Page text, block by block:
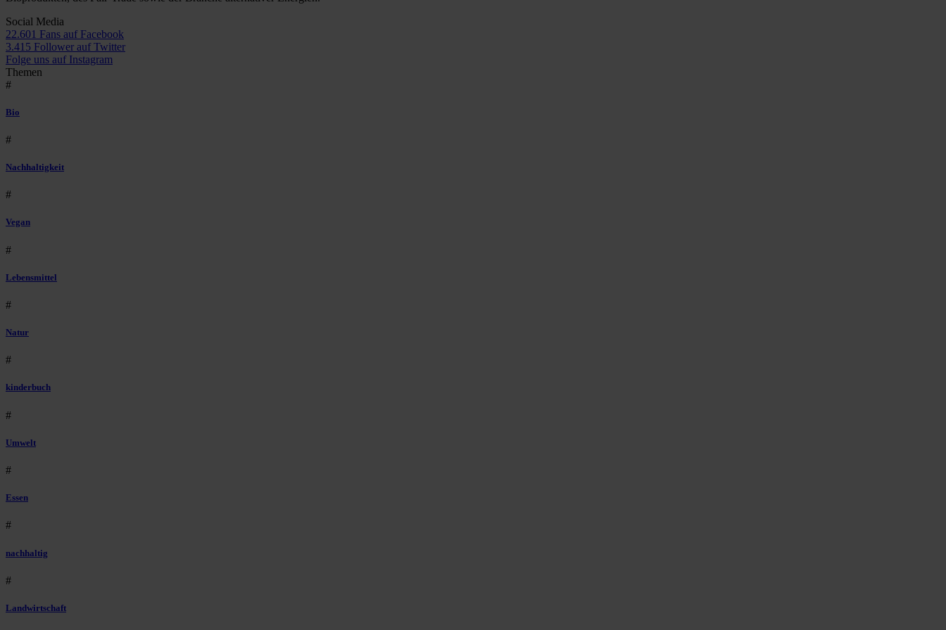
Social Media
22.601 Fans auf Facebook
3.415 Follower auf Twitter
Folge uns auf Instagram
Themen
#
Bio
#
Nachhaltigkeit
#
Vegan
#
Lebensmittel
#
Natur
#
kinderbuch
#
Umwelt
#
Essen
#
nachhaltig
#
Landwirtschaft